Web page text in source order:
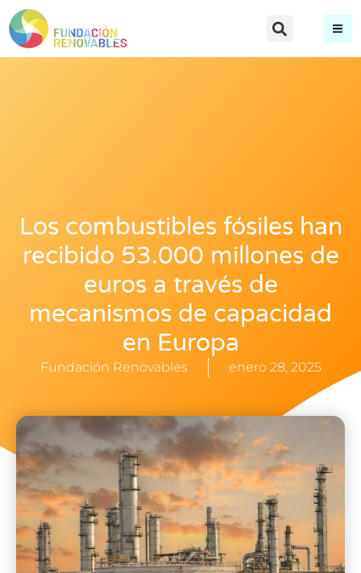
Los combustibles fósiles han
recibido 53.000 millones de
euros a través de
mecanismos de capacidad
en Europa
Fundación Renovables enero 28, 2025